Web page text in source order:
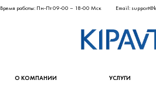
Время работы: Пн-Пт 09-00 – 18-00 Мск Email:
О КОМПАНИИ УСЛУГИ